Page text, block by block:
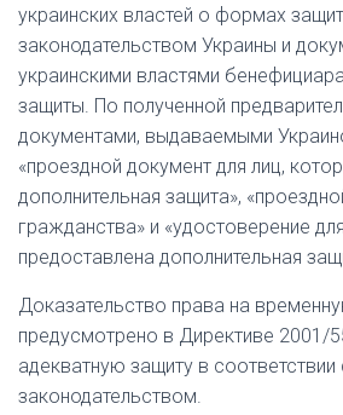
украинских властей о формах
законодательством Украины и
украинскими властями
защиты. По полученной
документами, выдаваемыми
«проездной документ для лиц,
дополнительная защита»,
гражданства» и «удостоверение
предоставлена ​​дополнительная
Доказательство права на
предусмотрено в Директиве 2001/
адекватную защиту в
законодательством.